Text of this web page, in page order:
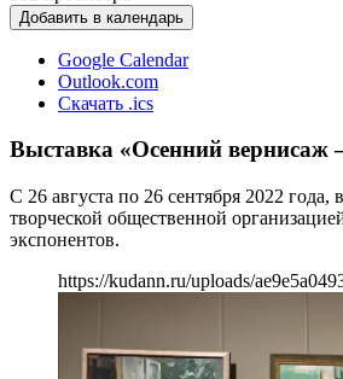
Добавить в календарь
Google Calendar
Outlook.com
Скачать .ics
Выставка «Осенний вернисаж
С 26 августа по 26 сентября 2022
творческой общественной
экспонентов.
https://kudann.ru/uploads/